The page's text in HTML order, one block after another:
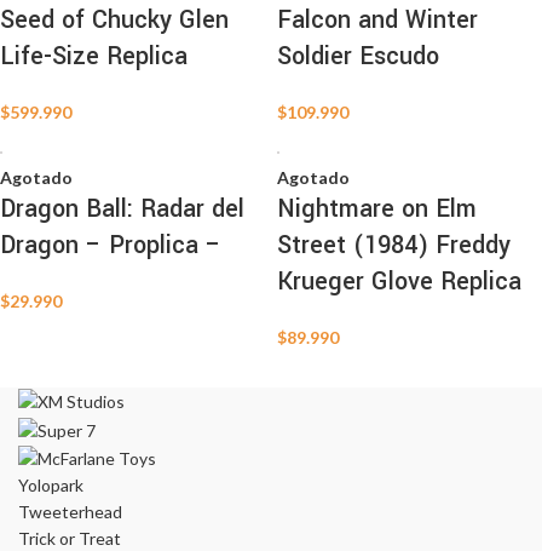
Seed of Chucky Glen
Life-Size Replica
$599.990
Falcon and Winter
Soldier Escudo
$109.990
Agotado
Dragon Ball: Radar del
Dragon – Proplica –
$29.990
Agotado
Nightmare on Elm
Street (1984) Freddy
Krueger Glove Replica
$89.990
Yolopark
Tweeterhead
Trick or Treat